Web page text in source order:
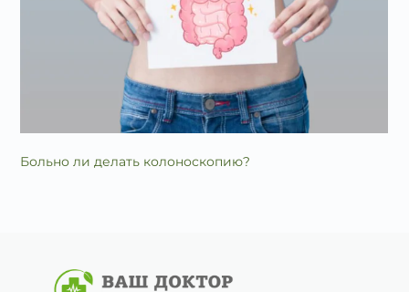
Больно ли делать колоноскопию?